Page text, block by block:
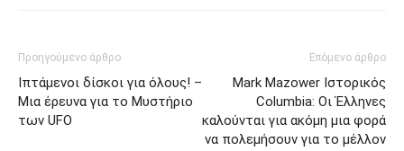
Προηγούμενο άρθρο
Ιπτάμενοι δίσκοι για όλους! –
Μια έρευνα για το Μυστήριο
των UFO
Επόμενο άρθρο
Mark Mazower Ιστορικός
Columbia: Οι Έλληνες
καλούνται για ακόμη μια φορά
να πολεμήσουν για το μέλλον